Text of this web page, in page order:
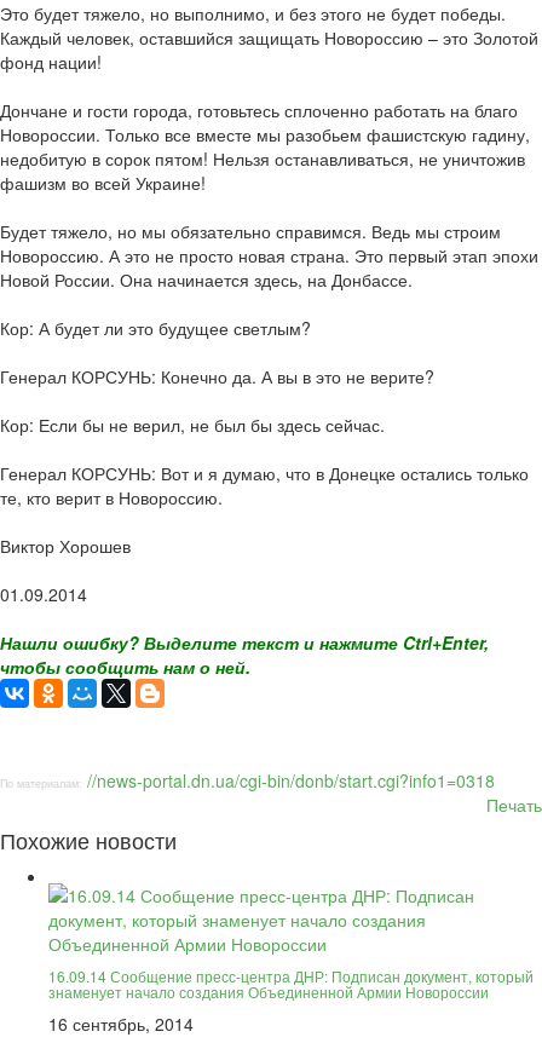
Это будет тяжело, но выполнимо, и без этого не будет победы.
Каждый человек, оставшийся защищать Новороссию – это Золотой
фонд нации!
Дончане и гости города, готовьтесь сплоченно работать на благо
Новороссии. Только все вместе мы разобьем фашистскую гадину,
недобитую в сорок пятом! Нельзя останавливаться, не уничтожив
фашизм во всей Украине!
Будет тяжело, но мы обязательно справимся. Ведь мы строим
Новороссию. А это не просто новая страна. Это первый этап эпохи
Новой России. Она начинается здесь, на Донбассе.
Кор: А будет ли это будущее светлым?
Генерал КОРСУНЬ: Конечно да. А вы в это не верите?
Кор: Если бы не верил, не был бы здесь сейчас.
Генерал КОРСУНЬ: Вот и я думаю, что в Донецке остались только
те, кто верит в Новороссию.
Виктор Хорошев
01.09.2014
Нашли ошибку? Выделите текст и нажмите Ctrl+Enter,
чтобы сообщить нам о ней.
По материалам: //news-portal.dn.ua/cgi-bin/donb/start.cgi?info1=0318
Печать
Похожие новости
16.09.14 Сообщение пресс-центра ДНР: Подписан документ, который
знаменует начало создания Объединенной Армии Новороссии
16 сентябрь, 2014